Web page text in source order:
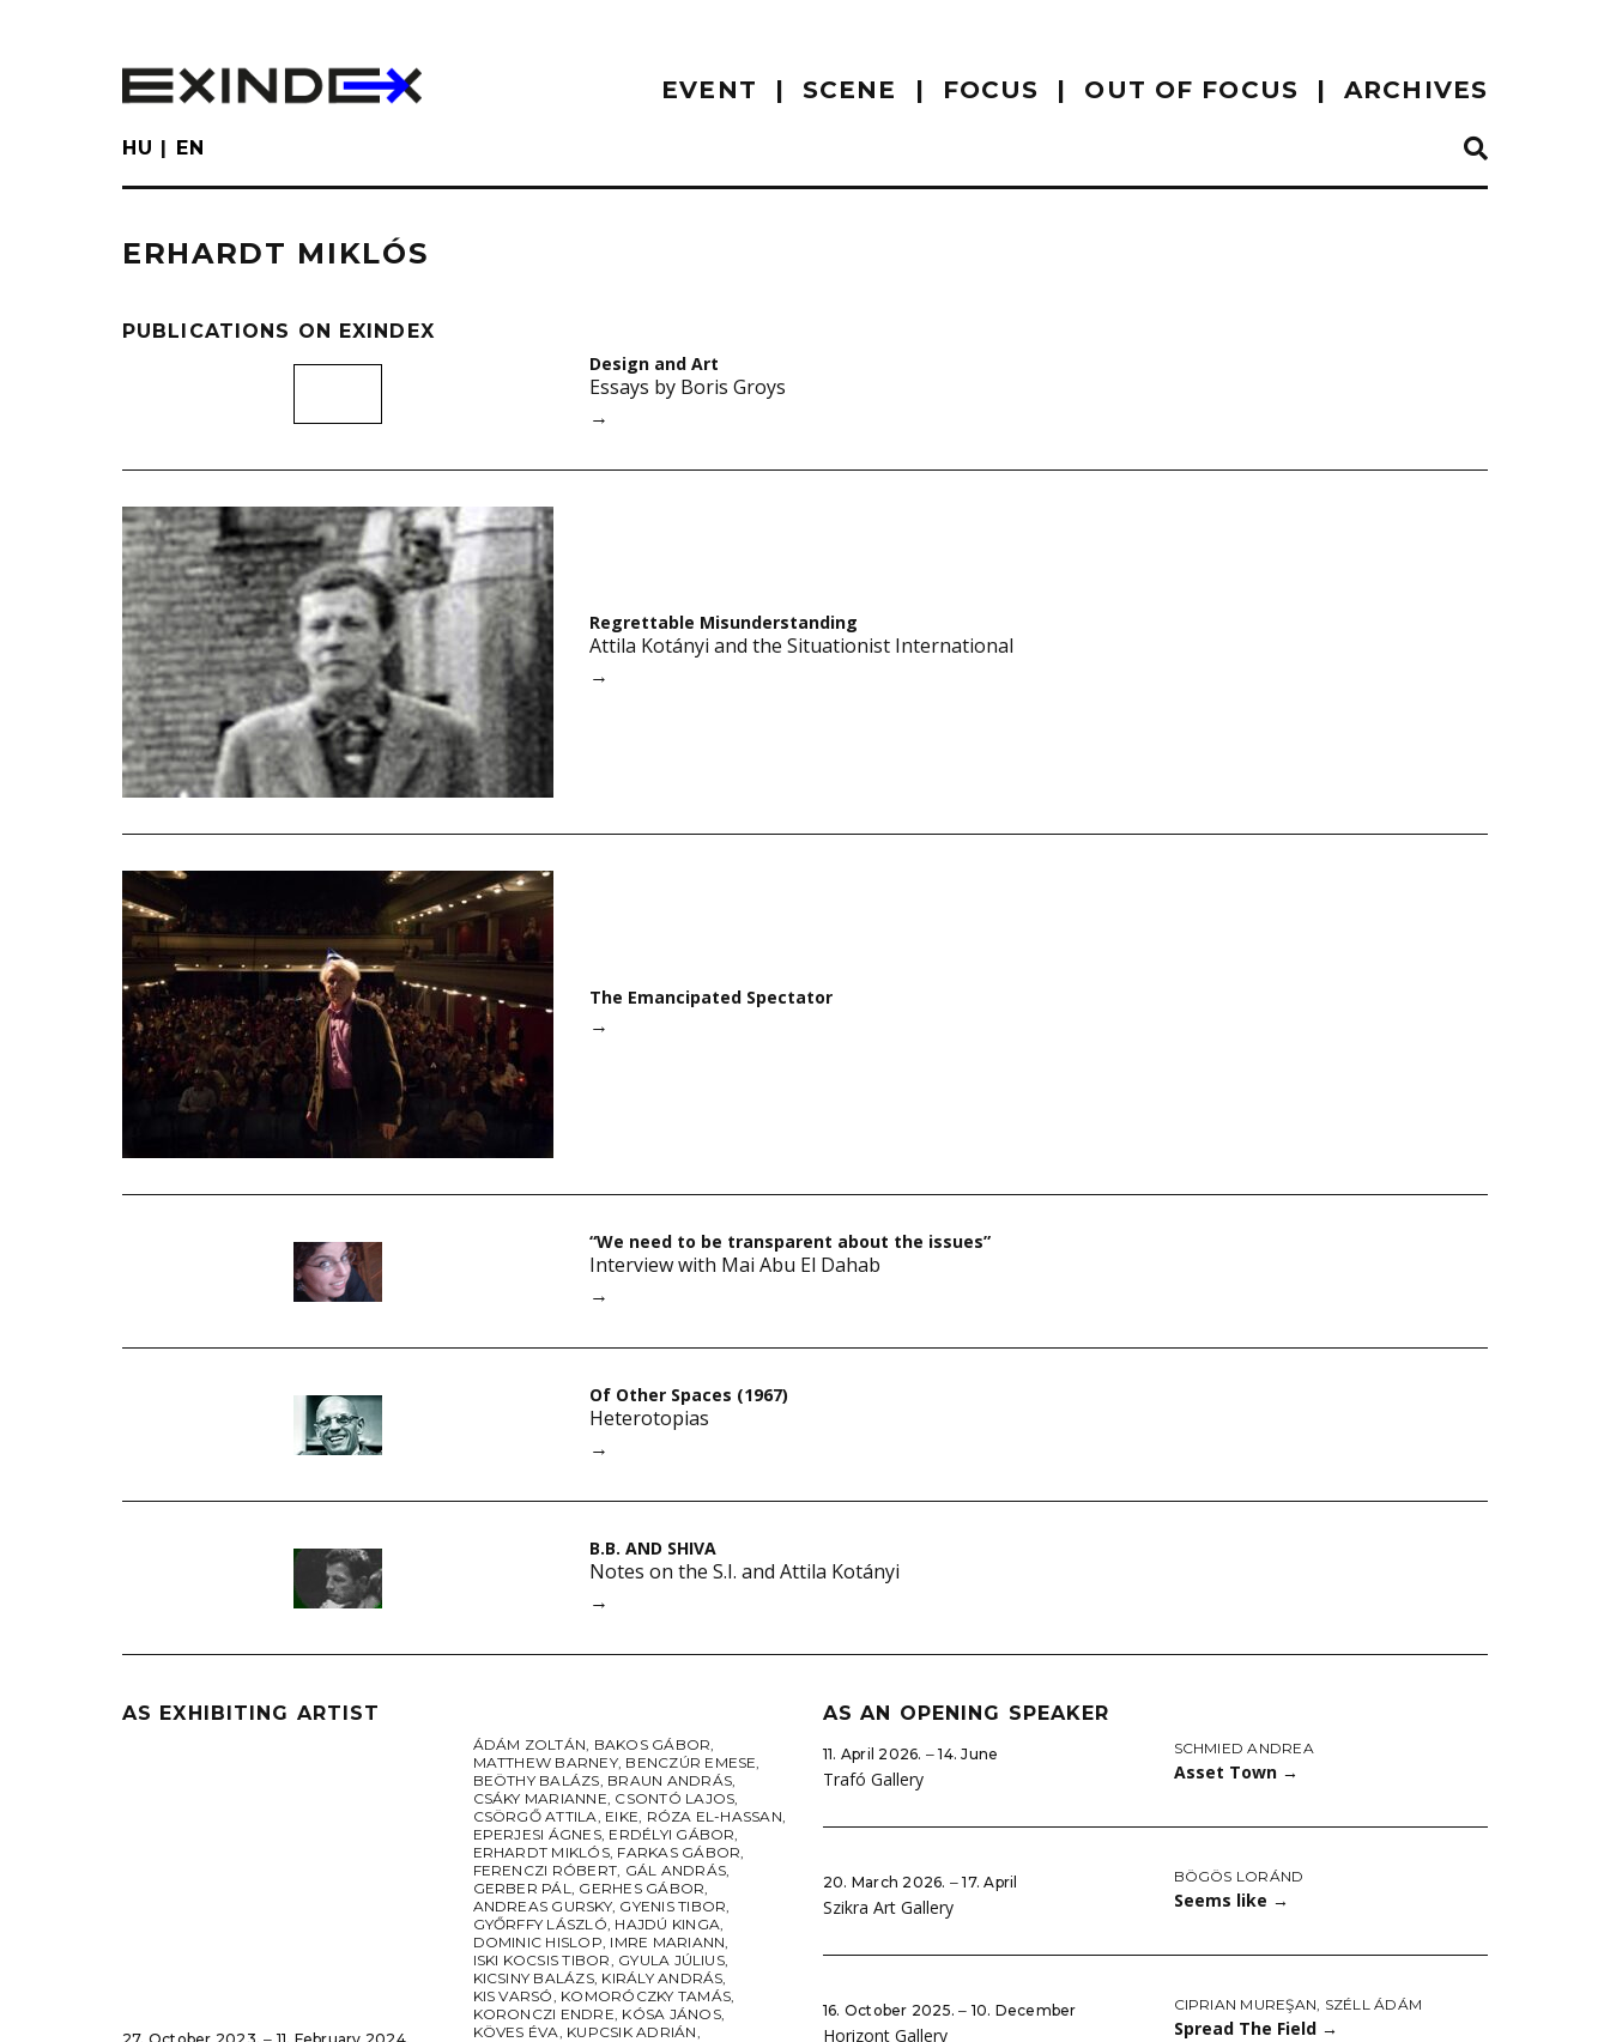
EVENT SCENE FOCUS OUT OF FOCUS ARCHIVES
HU EN
ERHARDT MIKLÓS
PUBLICATIONS ON EXINDEX
Design and Art
Essays by Boris Groys
→
Regrettable Misunderstanding
Attila Kotányi and the Situationist International
→
The Emancipated Spectator
→
“We need to be transparent about the issues”
Interview with Mai Abu El Dahab
→
Of Other Spaces (1967)
Heterotopias
→
B.B. AND SHIVA
Notes on the S.I. and Attila Kotányi
→
AS EXHIBITING ARTIST
27. October 2023. ‒ 11. February 2024.
ÁDÁM ZOLTÁN, BAKOS GÁBOR,
MATTHEW BARNEY, BENCZÚR EMESE,
BEÖTHY BALÁZS, BRAUN ANDRÁS,
CSÁKY MARIANNE, CSONTÓ LAJOS,
CSÖRGŐ ATTILA, EIKE, RÓZA EL-HASSAN,
EPERJESI ÁGNES, ERDÉLYI GÁBOR,
ERHARDT MIKLÓS, FARKAS GÁBOR,
FERENCZI RÓBERT, GÁL ANDRÁS,
GERBER PÁL, GERHES GÁBOR,
ANDREAS GURSKY, GYENIS TIBOR,
GYŐRFFY LÁSZLÓ, HAJDÚ KINGA,
DOMINIC HISLOP, IMRE MARIANN,
ISKI KOCSIS TIBOR, GYULA JÚLIUS,
KICSINY BALÁZS, KIRÁLY ANDRÁS,
KIS VARSÓ, KOMORÓCZKY TAMÁS,
KORONCZI ENDRE, KÓSA JÁNOS,
KÖVES ÉVA, KUPCSIK ADRIÁN,
AS AN OPENING SPEAKER
11. April 2026. ‒ 14. June
Trafó Gallery
SCHMIED ANDREA
Asset Town →
20. March 2026. ‒ 17. April
Szikra Art Gallery
BÖGÖS LORÁND
Seems like →
16. October 2025. ‒ 10. December
Horizont Gallery
CIPRIAN MUREŞAN SZÉLL ÁDÁM
Spread The Field →